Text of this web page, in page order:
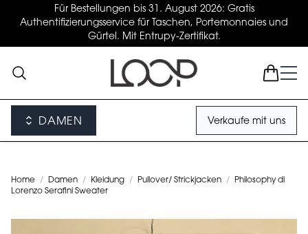
Für Bestellungen bis 31. August 2026: Gratis
Authentifizierungsservice für Taschen, Portemonnaies und
Gürtel. Mit Entrupy-Zertifikat.
DAMEN Verkaufe mit uns
Home / Damen / Kleidung / Pullover/ Strickjacken /
Philosophy di
Lorenzo Serafini Sweater